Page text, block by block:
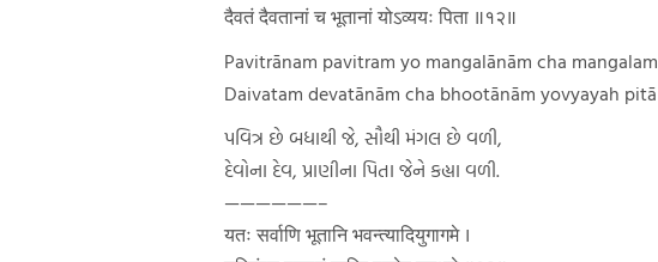
दैवतं दैवतानां च भूतानां योऽव्ययः पिता ॥१२॥
Pavitrānam pavitram yo mangalānām cha mangalam
Daivatam devatānām cha bhootānām yovyayah pitā
પવિત્ર છે બધાથી જે, સૌથી મંગલ છે વળી,
દેવોના દેવ, પ્રાણીના પિતા જેને કહ્યા વળી.
——————–
यतः सर्वाणि भूतानि भवन्त्यादियुगागमे ।